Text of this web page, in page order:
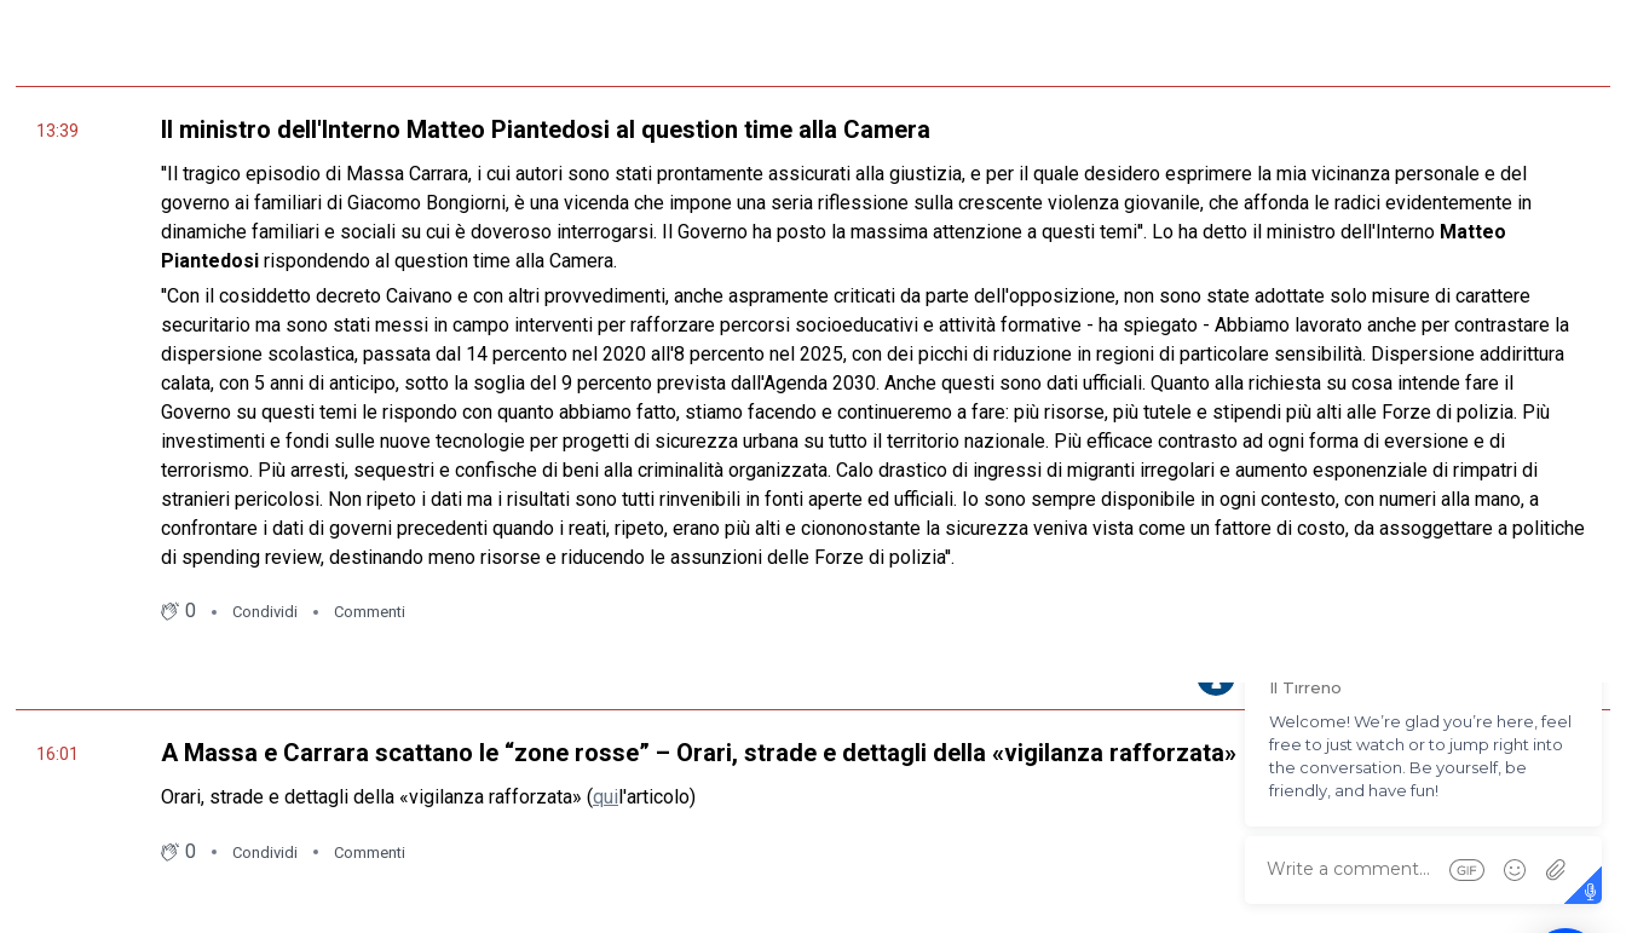
13:39 Il ministro dell'Interno Matteo Piantedosi al question time alla Camera
''Il tragico episodio di Massa Carrara, i cui autori sono stati prontamente assicurati alla giustizia, e per il quale desidero esprimere la mia vicinanza personale e del
governo ai familiari di Giacomo Bongiorni, è una vicenda che impone una seria riflessione sulla crescente violenza giovanile, che affonda le radici evidentemente in
dinamiche familiari e sociali su cui è doveroso interrogarsi. Il Governo ha posto la massima attenzione a questi temi''. Lo ha detto il ministro dell'Interno Matteo
Piantedosi rispondendo al question time alla Camera.
''Con il cosiddetto decreto Caivano e con altri provvedimenti, anche aspramente criticati da parte dell'opposizione, non sono state adottate solo misure di carattere
securitario ma sono stati messi in campo interventi per rafforzare percorsi socioeducativi e attività formative - ha spiegato - Abbiamo lavorato anche per contrastare la
dispersione scolastica, passata dal 14 percento nel 2020 all'8 percento nel 2025, con dei picchi di riduzione in regioni di particolare sensibilità. Dispersione addirittura
calata, con 5 anni di anticipo, sotto la soglia del 9 percento prevista dall'Agenda 2030. Anche questi sono dati ufficiali. Quanto alla richiesta su cosa intende fare il
Governo su questi temi le rispondo con quanto abbiamo fatto, stiamo facendo e continueremo a fare: più risorse, più tutele e stipendi più alti alle Forze di polizia. Più
investimenti e fondi sulle nuove tecnologie per progetti di sicurezza urbana su tutto il territorio nazionale. Più efficace contrasto ad ogni forma di eversione e di
terrorismo. Più arresti, sequestri e confische di beni alla criminalità organizzata. Calo drastico di ingressi di migranti irregolari e aumento esponenziale di rimpatri di
stranieri pericolosi. Non ripeto i dati ma i risultati sono tutti rinvenibili in fonti aperte ed ufficiali. Io sono sempre disponibile in ogni contesto, con numeri alla mano, a
confrontare i dati di governi precedenti quando i reati, ripeto, erano più alti e ciononostante la sicurezza veniva vista come un fattore di costo, da assoggettare a politiche
di spending review, destinando meno risorse e riducendo le assunzioni delle Forze di polizia''.
0 Condividi Commenti
16:01 A Massa e Carrara scattano le “zone rosse” – Orari, strade e dettagli della «vigilanza rafforzata»
Orari, strade e dettagli della «vigilanza rafforzata» (qui l'articolo)
0 Condividi Commenti